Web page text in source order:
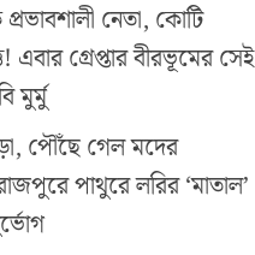
নেতা, কোটি
এবার গ্রেপ্তার বীরভূমের সেই
মুর্মু
পৌঁছে গেল মদের
পাথুরে লরির ‘মাতাল’